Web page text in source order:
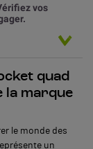
vos
quad
la marque
le monde des
un